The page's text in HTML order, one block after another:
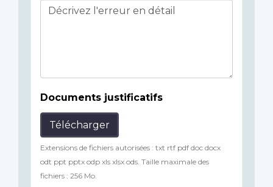
Documents justificatifs
Télécharger
Extensions de fichiers autorisées : txt rtf pdf doc docx
odt ppt pptx odp xls xlsx ods. Taille maximale des
fichiers : 256 Mo.